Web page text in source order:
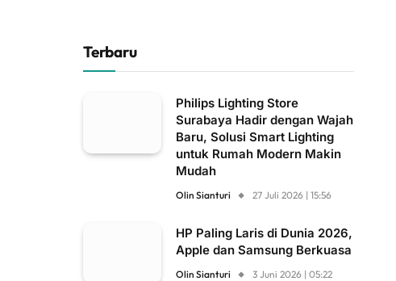
Terbaru
Philips Lighting Store
Surabaya Hadir dengan Wajah
Baru, Solusi Smart Lighting
untuk Rumah Modern Makin
Mudah
Olin Sianturi 27 Juli 2026 | 15:56
HP Paling Laris di Dunia 2026,
Apple dan Samsung Berkuasa
Olin Sianturi 3 Juni 2026 | 05:22